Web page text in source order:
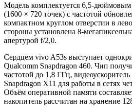
Модель комплектуется 6,5-
(1600 × 720 точек) с частотой
компактном круглом отверстии в
стороны установлена 8-
апертурой f/2,0.
Сердцем vivo A53s выступает
Qualcomm Snapdragon 460. Чип
частотой до 1,8 ГГц,
Snapdragon X11 для работы в сетях
Объём оперативной памяти
накопитель рассчитан на хранение